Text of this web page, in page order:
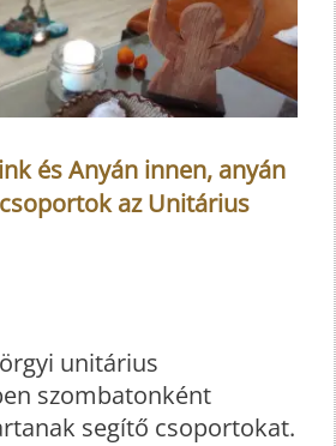
és Anyán innen, anyán
az Unitárius
unitárius
szombatonként
segítő csoportokat.